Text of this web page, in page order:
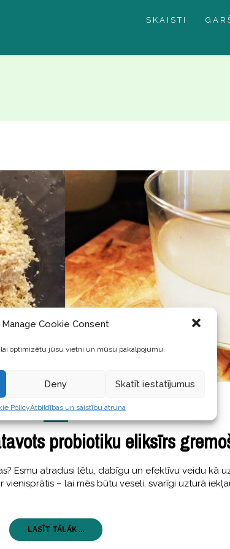
Manage Cookie Consent
optimizētu jūsu vietni un mūsu pakalpojumu.
Deny Skatīt iestatījumus
PolicyAtbildības un saistību atruna
SKAISTI
10 Augustss, 2017
probiotiku eliksīrs
Esmu atradusi lētu, dabīgu un efektīvu veidu kā
– lai mēs būtu veseli, svarīgi uzturā
LASĪT TĀLĀK ...